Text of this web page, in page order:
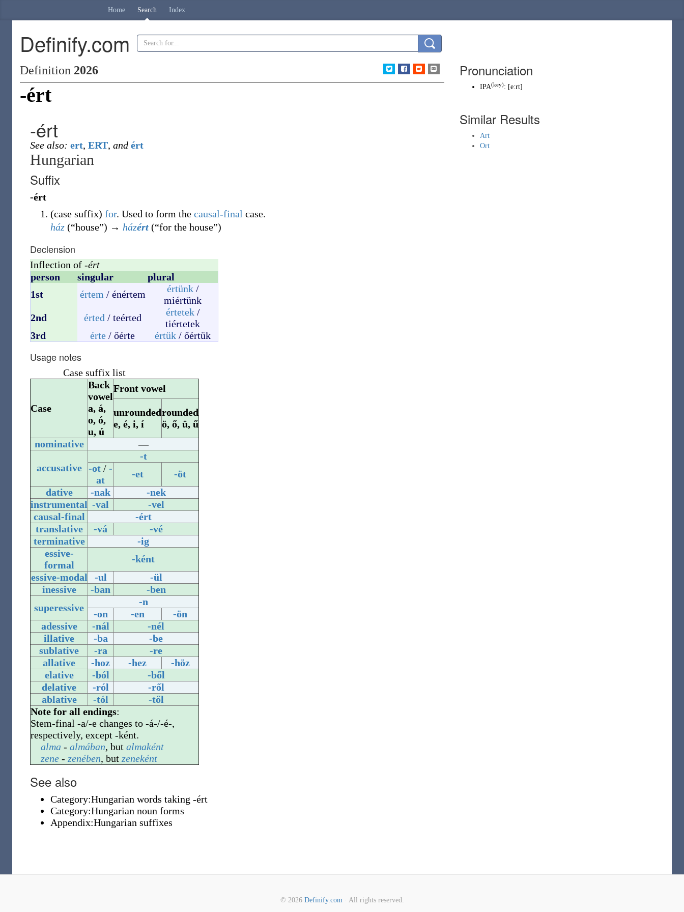
Home Search Index
Definify.com
Definition 2026
-ért
-ért
See also: ert, ERT, and ért
Hungarian
Suffix
-ért
(case suffix) for. Used to form the causal-final case.
ház (“house”) → házért (“for the house”)
Declension
Inflection of -ért
person
singular
plural
1st
értem / énértem értünk/
miértünk
2nd
érted / teérted értetek/
tiértetek
3rd
érte / őérte értük / őértük
Usage notes
Case suffix list
Case
Back
vowel
a, á,
o, ó,
u, ú
Front vowel
unrounded
e, é, i, í
rounded
ö, ő, ü, ű
nominative
—
accusative
-t
-ot / -
at
-et
-öt
dative
-nak
-nek
instrumental -val
-vel
causal-final
-ért
translative
-vá
-vé
terminative
-ig
essive-
formal
-ként
essive-modal
-ul
-ül
inessive
-ban
-ben
superessive
-n
-on
-en
-ön
adessive
-nál
-nél
illative
-ba
-be
sublative
-ra
-re
allative
-hoz -hez
-höz
elative
-ból
-ből
delative
-ról
-ről
ablative
-tól
-től
Note for all endings:
Stem-final -a/-e changes to -á-/-é-,
respectively, except -ként.
alma - almában, but almaként
zene - zenében, but zeneként
See also
Category:Hungarian words taking -ért
Category:Hungarian noun forms
Appendix:Hungarian suffixes
Pronunciation
IPA(key): [eːrt]
Similar Results
Art
Ort
© 2026 Definify.com· All rights reserved.